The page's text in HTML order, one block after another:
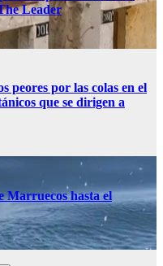
Leader
peores por las colas en el
que se dirigen a
Marruecos hasta el